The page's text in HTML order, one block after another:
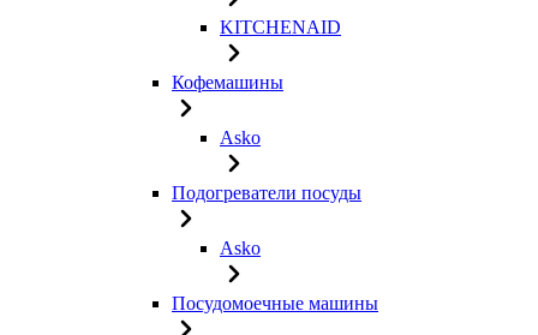
KITCHENAID
Кофемашины
Asko
Подогреватели посуды
Asko
Посудомоечные машины